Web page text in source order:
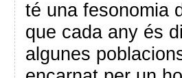
té una fesonomia
que cada any és
algunes